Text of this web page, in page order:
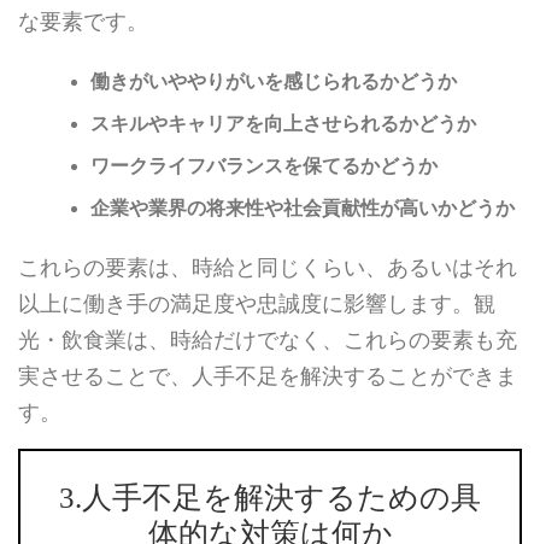
な要素です。
働きがいややりがいを感じられるかどうか
スキルやキャリアを向上させられるかどうか
ワークライフバランスを保てるかどうか
企業や業界の将来性や社会貢献性が高いかどうか
これらの要素は、時給と同じくらい、あるいはそれ
以上に働き手の満足度や忠誠度に影響します。観
光・飲食業は、時給だけでなく、これらの要素も充
実させることで、人手不足を解決することができま
す。
3.人手不足を解決するための具
体的な対策は何か